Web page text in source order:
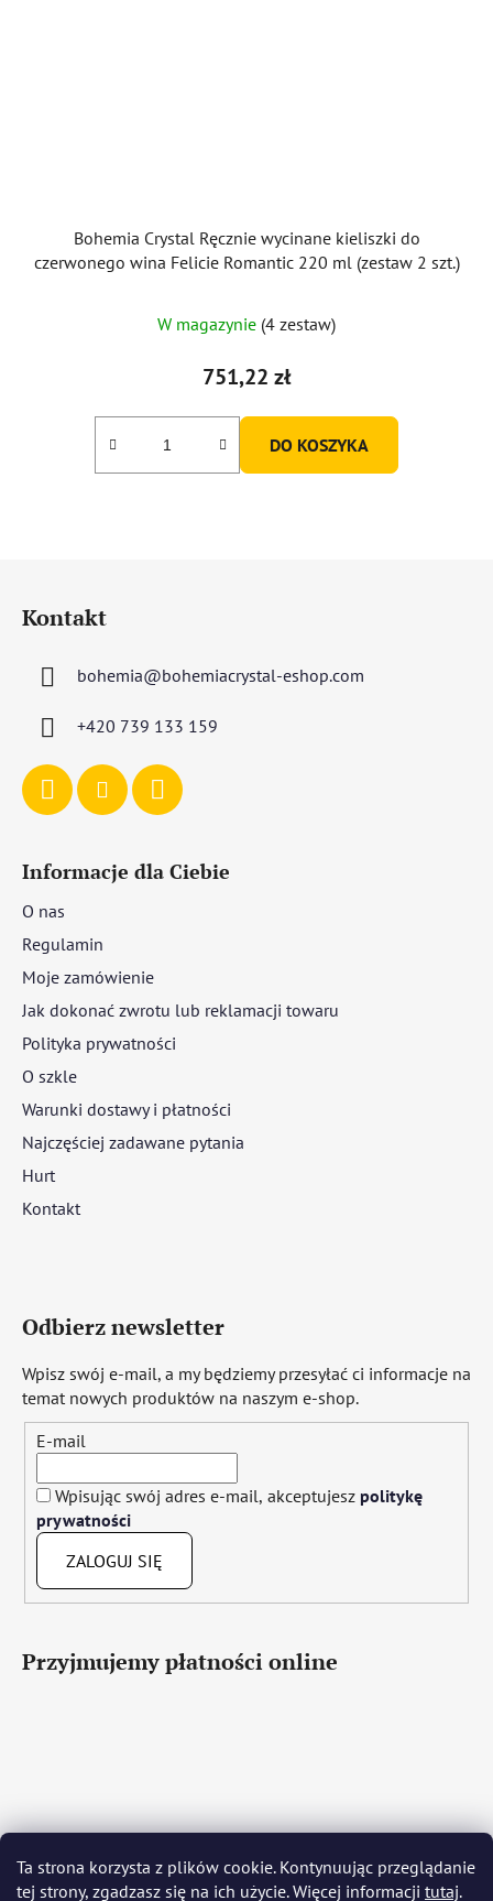
Ta strona korzysta z plików cookie. Kontynuując przeglądanie
tej strony, zgadzasz się na ich użycie. Więcej informacji tutaj.
Bohemia Crystal Ręcznie wycinane kieliszki do
czerwonego wina Felicie Romantic 220 ml (zestaw 2 szt.)
W magazynie (4 zestaw)
751,22 zł
DO KOSZYKA
Kontakt
bohemia@bohemiacrystal-eshop.com
+420 739 133 159
Informacje dla Ciebie
O nas
Regulamin
Moje zamówienie
Jak dokonać zwrotu lub reklamacji towaru
Polityka prywatności
O szkle
Warunki dostawy i płatności
Najczęściej zadawane pytania
Hurt
Kontakt
Odbierz newsletter
Wpisz swój e-mail, a my będziemy przesyłać ci informacje na
temat nowych produktów na naszym e-shop.
E-mail
Wpisując swój adres e-mail, akceptujesz politykę
prywatności
ZALOGUJ SIĘ
Przyjmujemy płatności online
Język polski Română Italiano Español
Français
Português Български Hrvatski Slovenščina Srpski